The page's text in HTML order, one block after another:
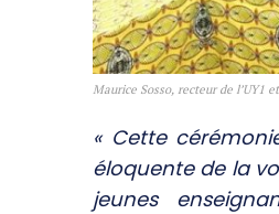
Maurice Sosso, recteur de l’UY1
« Cette
éloquente de la
jeunes